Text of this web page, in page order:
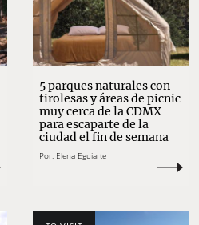
5 parques naturales con
tirolesas y áreas de picnic
muy cerca de la CDMX
para escaparte de la
ciudad el fin de semana
Por: Elena Eguiarte